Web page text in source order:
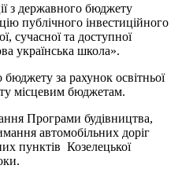
з державного бюджету
публічного інвестиційного
сучасної та доступної
українська школа».
за рахунок освітньої
місцевим бюджетам.
Програми будівництва,
автомобільних доріг
пунктів Козелецької